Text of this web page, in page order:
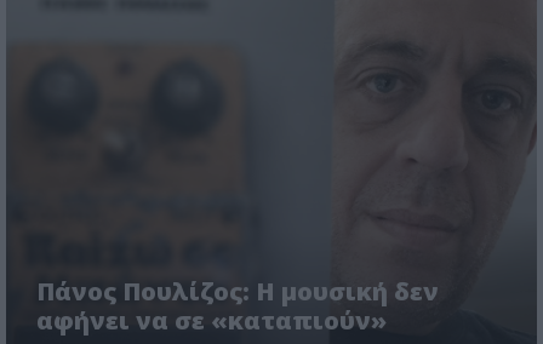
Πάνος Πουλίζος: Η μουσική δεν
αφήνει να σε «καταπιούν»